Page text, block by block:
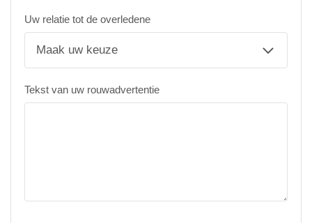
Uw relatie tot de overledene
Tekst van uw rouwadvertentie